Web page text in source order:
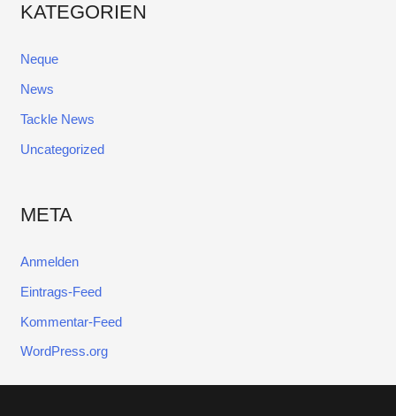
KATEGORIEN
Neque
News
Tackle News
Uncategorized
META
Anmelden
Eintrags-Feed
Kommentar-Feed
WordPress.org